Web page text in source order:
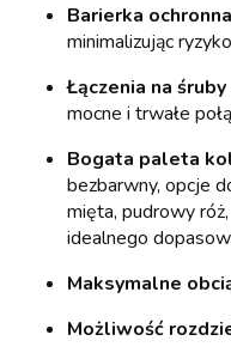
Barierka ochronna
minimalizując
Łączenia na
mocne i trwałe
Bogata paleta
bezbarwny, opcje
mięta, pudrowy
idealnego
Maksymalne
Możliwość